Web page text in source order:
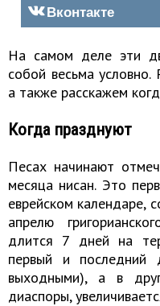
Вконтакте
На самом деле эти
собой весьма
а также расскажем
Когда празднуют
Песах начинают
месяца нисан. Это
еврейском календаре,
апрелю
длится 7 дней на
первый и последний
выходными), а в
диаспоры,